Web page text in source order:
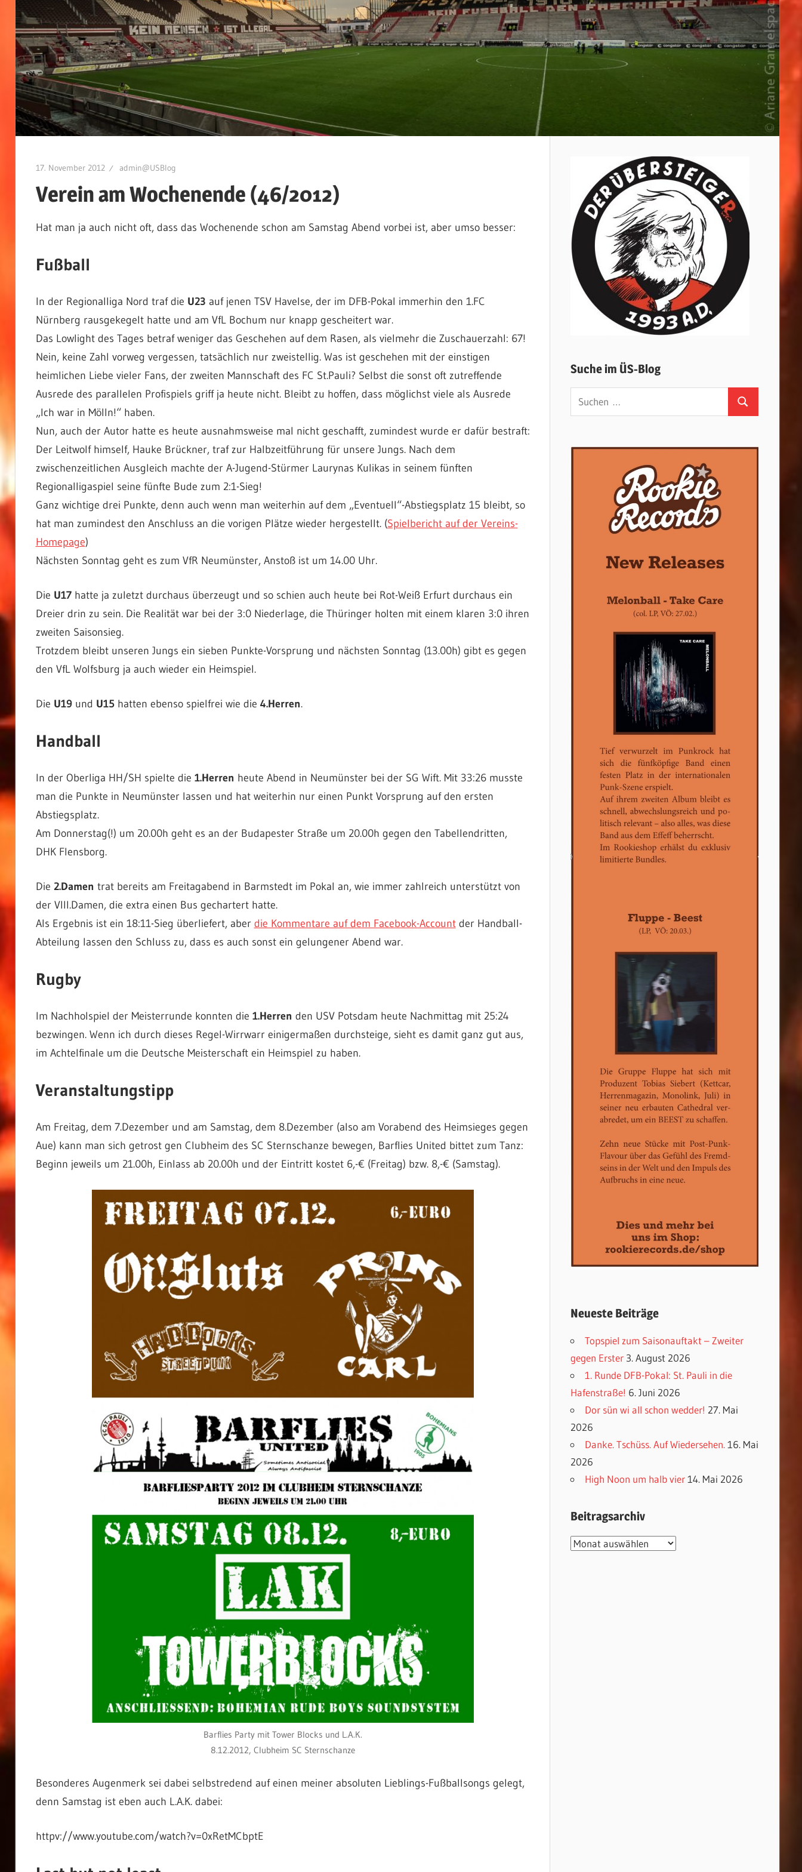
17. November 2012 admin@USBlog
Verein am Wochenende (46/2012)
Hat man ja auch nicht oft, dass das Wochenende schon am Samstag Abend vorbei ist, aber umso besser:
Fußball
In der Regionalliga Nord traf die U23 auf jenen TSV Havelse, der im DFB-Pokal immerhin den 1.FC
Nürnberg rausgekegelt hatte und am VfL Bochum nur knapp gescheitert war.
Das Lowlight des Tages betraf weniger das Geschehen auf dem Rasen, als vielmehr die Zuschauerzahl: 67!
Nein, keine Zahl vorweg vergessen, tatsächlich nur zweistellig. Was ist geschehen mit der einstigen
heimlichen Liebe vieler Fans, der zweiten Mannschaft des FC St.Pauli? Selbst die sonst oft zutreffende
Ausrede des parallelen Profispiels griff ja heute nicht. Bleibt zu hoffen, dass möglichst viele als Ausrede
„Ich war in Mölln!“ haben.
Nun, auch der Autor hatte es heute ausnahmsweise mal nicht geschafft, zumindest wurde er dafür bestraft:
Der Leitwolf himself, Hauke Brückner, traf zur Halbzeitführung für unsere Jungs. Nach dem
zwischenzeitlichen Ausgleich machte der A-Jugend-Stürmer Laurynas Kulikas in seinem fünften
Regionalligaspiel seine fünfte Bude zum 2:1-Sieg!
Ganz wichtige drei Punkte, denn auch wenn man weiterhin auf dem „Eventuell“-Abstiegsplatz 15 bleibt, so
hat man zumindest den Anschluss an die vorigen Plätze wieder hergestellt. (Spielbericht auf der Vereins-
Homepage)
Nächsten Sonntag geht es zum VfR Neumünster, Anstoß ist um 14.00 Uhr.
Die U17hatte ja zuletzt durchaus überzeugt und so schien auch heute bei Rot-Weiß Erfurt durchaus ein
Dreier drin zu sein. Die Realität war bei der 3:0 Niederlage, die Thüringer holten mit einem klaren 3:0 ihren
zweiten Saisonsieg.
Trotzdem bleibt unseren Jungs ein sieben Punkte-Vorsprung und nächsten Sonntag (13.00h) gibt es gegen
den VfL Wolfsburg ja auch wieder ein Heimspiel.
Die U19und U15hatten ebenso spielfrei wie die 4.Herren.
Handball
In der Oberliga HH/SH spielte die 1.Herren heute Abend in Neumünster bei der SG Wift. Mit 33:26 musste
man die Punkte in Neumünster lassen und hat weiterhin nur einen Punkt Vorsprung auf den ersten
Abstiegsplatz.
Am Donnerstag(!) um 20.00h geht es an der Budapester Straße um 20.00h gegen den Tabellendritten,
DHK Flensborg.
Die 2.Damen trat bereits am Freitagabend in Barmstedt im Pokal an, wie immer zahlreich unterstützt von
der VIII.Damen, die extra einen Bus gechartert hatte.
Als Ergebnis ist ein 18:11-Sieg überliefert, aber die Kommentare auf dem Facebook-Accountder Handball-
Abteilung lassen den Schluss zu, dass es auch sonst ein gelungener Abend war.
Rugby
Im Nachholspiel der Meisterrunde konnten die 1.Herren den USV Potsdam heute Nachmittag mit 25:24
bezwingen. Wenn ich durch dieses Regel-Wirrwarr einigermaßen durchsteige, sieht es damit ganz gut aus,
im Achtelfinale um die Deutsche Meisterschaft ein Heimspiel zu haben.
Veranstaltungstipp
Am Freitag, dem 7.Dezember und am Samstag, dem 8.Dezember (also am Vorabend des Heimsieges gegen
Aue) kann man sich getrost gen Clubheim des SC Sternschanze bewegen, Barflies United bittet zum Tanz:
Beginn jeweils um 21.00h, Einlass ab 20.00h und der Eintritt kostet 6,-€ (Freitag) bzw. 8,-€ (Samstag).
Barflies Party mit Tower Blocks und L.A.K.
8.12.2012, Clubheim SC Sternschanze
Besonderes Augenmerk sei dabei selbstredend auf einen meiner absoluten Lieblings-Fußballsongs gelegt,
denn Samstag ist eben auch L.A.K. dabei:
httpv://www.youtube.com/watch?v=0xRetMCbptE
Suche im ÜS-Blog
Suchen
nach:
Suchen
Neueste Beiträge
Topspiel zum Saisonauftakt – Zweiter
gegen Erster 3. August 2026
1. Runde DFB-Pokal: St. Pauli in die
Hafenstraße! 6. Juni 2026
Dor sün wi all schon wedder! 27. Mai
2026
Danke. Tschüss. Auf Wiedersehen. 16. Mai
2026
High Noon um halb vier 14. Mai 2026
Beitragsarchiv
Beitragsarchiv